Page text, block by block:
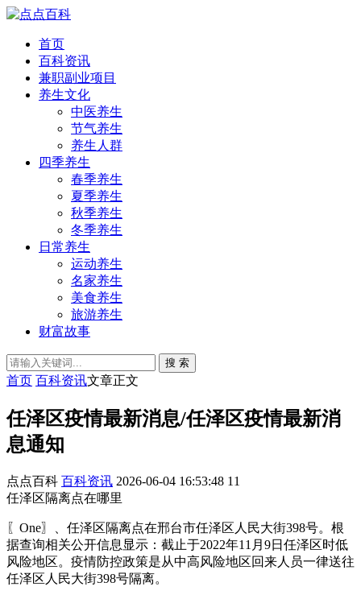
首页
百科资讯
兼职副业项目
养生文化
中医养生
节气养生
养生人群
四季养生
春季养生
夏季养生
秋季养生
冬季养生
日常养生
运动养生
名家养生
美食养生
旅游养生
财富故事
搜 索
首页 百科资讯文章正文
任泽区疫情最新消息/任泽区疫情最新消
息通知
点点百科 百科资讯 2026-06-04 16:53:48 11
任泽区隔离点在哪里
〖One〗、任泽区隔离点在邢台市任泽区人民大街398号。根
据查询相关公开信息显示：截止于2022年11月9日任泽区时低
风险地区。疫情防控政策是从中高风险地区回来人员一律送往
任泽区人民大街398号隔离。